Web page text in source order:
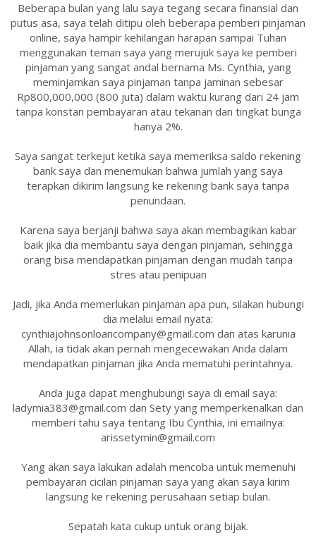
Beberapa bulan yang lalu saya tegang secara finansial dan
putus asa, saya telah ditipu oleh beberapa pemberi pinjaman
online, saya hampir kehilangan harapan sampai Tuhan
menggunakan teman saya yang merujuk saya ke pemberi
pinjaman yang sangat andal bernama Ms. Cynthia, yang
meminjamkan saya pinjaman tanpa jaminan sebesar
Rp800,000,000 (800 juta) dalam waktu kurang dari 24 jam
tanpa konstan pembayaran atau tekanan dan tingkat bunga
hanya 2%.
Saya sangat terkejut ketika saya memeriksa saldo rekening
bank saya dan menemukan bahwa jumlah yang saya
terapkan dikirim langsung ke rekening bank saya tanpa
penundaan.
Karena saya berjanji bahwa saya akan membagikan kabar
baik jika dia membantu saya dengan pinjaman, sehingga
orang bisa mendapatkan pinjaman dengan mudah tanpa
stres atau penipuan
Jadi, jika Anda memerlukan pinjaman apa pun, silakan hubungi
dia melalui email nyata:
cynthiajohnsonloancompany@gmail.com dan atas karunia
Allah, ia tidak akan pernah mengecewakan Anda dalam
mendapatkan pinjaman jika Anda mematuhi perintahnya.
Anda juga dapat menghubungi saya di email saya:
ladymia383@gmail.com dan Sety yang memperkenalkan dan
memberi tahu saya tentang Ibu Cynthia, ini emailnya:
arissetymin@gmail.com
Yang akan saya lakukan adalah mencoba untuk memenuhi
pembayaran cicilan pinjaman saya yang akan saya kirim
langsung ke rekening perusahaan setiap bulan.
Sepatah kata cukup untuk orang bijak.